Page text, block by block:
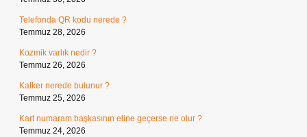
Telefonda QR kodu nerede ?
Temmuz 28, 2026
Kozmik varlık nedir ?
Temmuz 26, 2026
Kalker nerede bulunur ?
Temmuz 25, 2026
Kart numaram başkasının eline geçerse ne olur ?
Temmuz 24, 2026